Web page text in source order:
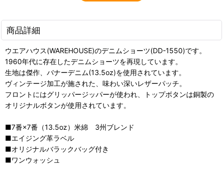
商品詳細
ウエアハウス(WAREHOUSE)のデニムショーツ(DD-1550)です。
1960年代に存在したデニムショーツを再現しています。
生地は傑作、バナーデニム(13.5oz)を使用されています。
ヴィンテージ加工が施された、味わい深いレザーパッチ。
フロントにはグリッパージッパーが使われ、トップボタンは銅製の
オリジナルボタンが使用されています。
■7番×7番（13.5oz）米綿 3州ブレンド
■エイジング革ラベル
■オリジナルバラックバッグ付き
■ワンウォッシュ